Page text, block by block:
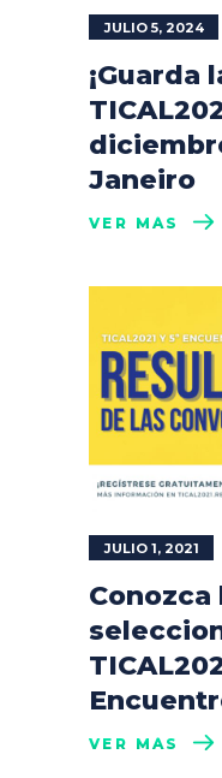
JULIO 5, 2024
¡Guarda
Janeiro
VER MÁS
JULIO 1, 2021
VER MÁS